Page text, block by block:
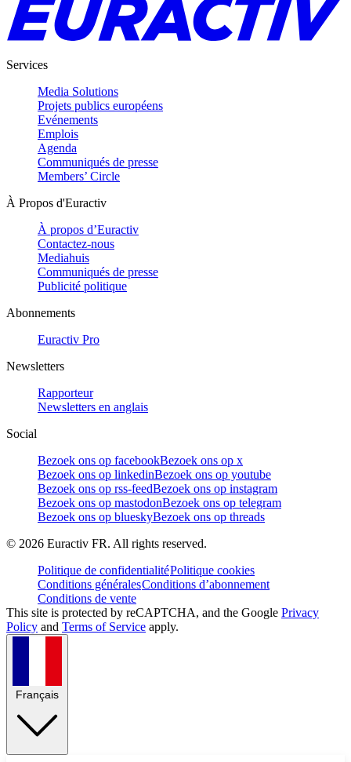
Services
Media Solutions
Projets publics européens
Evénements
Emplois
Agenda
Communiqués de presse
Members’ Circle
À Propos d'Euractiv
À propos d’Euractiv
Contactez-nous
Mediahuis
Communiqués de presse
Publicité politique
Abonnements
Euractiv Pro
Newsletters
Rapporteur
Newsletters en anglais
Social
Bezoek ons op facebookBezoek ons op x
Bezoek ons op linkedinBezoek ons op youtube
Bezoek ons op rss-feedBezoek ons op instagram
Bezoek ons op mastodonBezoek ons op telegram
Bezoek ons op blueskyBezoek ons op threads
© 2026 Euractiv FR. All rights reserved.
Politique de confidentialitéPolitique cookies
Conditions généralesConditions d’abonnement
Conditions de vente
This site is protected by reCAPTCHA, and the Google Privacy
Policy and Terms of Service apply.
Français